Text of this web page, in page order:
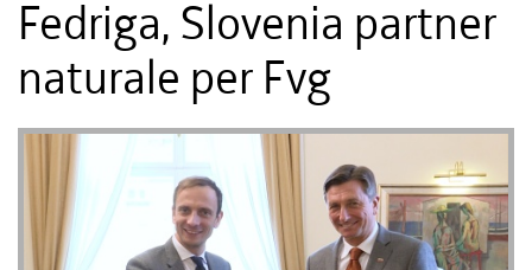
Fedriga, Slovenia partner
naturale per Fvg